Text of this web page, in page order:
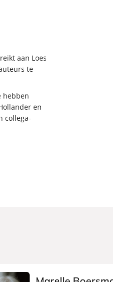
aan Loes
te
hebben
en
collega-